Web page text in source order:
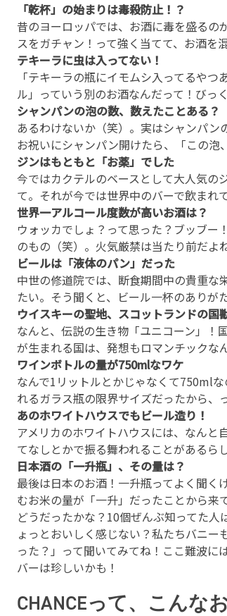
「乾杯」の始まりは毒殺防止！？
昔のヨーロッパでは、お酒に毒を盛るの
スをガチャン！って強く当てて、お酒を
テキーラに虫は入ってない！
「テキーラの瓶にイモムシ入ってるや
ル」っていう別のお酒なんだって！びっ
シャンパンの泡の数、数えたことある？
あるわけないか（笑）。実はシャンパ
お祝いにシャンパン開けたら、「この泡
ジンはもともと「お薬」でした
今ではカクテルのベースとして大人気の
て。それが今では世界中のバーで飲まれ
世界一アルコール度数が高いお酒は？
ウォッカでしょ？って思った？ブッブ
のもの（笑）。火気厳禁は当たり前だよ
ビールは「液体のパン」だった
中世の修道院では、断食期間中の貴重
たい。そう聞くと、ビール一杯のありが
ウイスキーの聖地、スコットランドの国
なんと、伝説の生き物「ユニコーン」！
が生まれる国は、発想もロマンチックな
ワインボトルの量が750mlなワケ
なんで1リットルとかじゃなくて750ml
れるガラス瓶の限界サイズだったから、
あのホワイトハウスでもビール造り！
アメリカのホワイトハウスには、なんと
てなしとかで振る舞われることがあるら
日本酒の「一升瓶」、その量は？
最後は日本のお酒！一升瓶ってよく聞く
むお米の量が「一升」だったことから来
どうだったかな？10個ぜんぶ知ってた
ょっとおいしく感じない？私たちバニ
った？」って聞いてみてね！ここ難波
バーは珍しいかも！
CHANCEって、こんな